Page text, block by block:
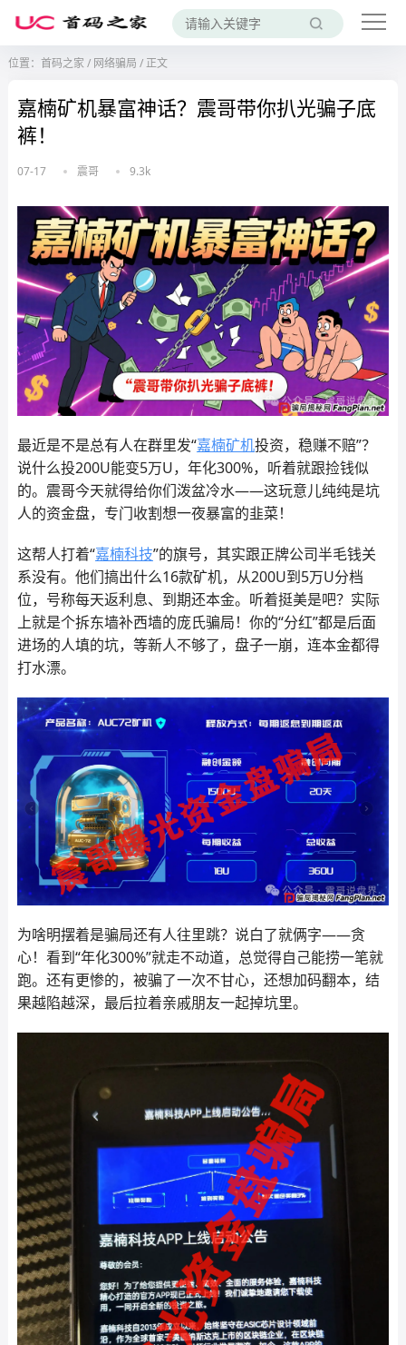
位置： 首码之家 / 网络骗局 /正文
嘉楠矿机暴富神话？震哥带你扒光骗子底
裤！
07-17 震哥 9.3k
最近是不是总有人在群里发“嘉楠矿机投资，稳赚不赔”？
说什么投200U能变5万U，年化300%，听着就跟捡钱似
的。震哥今天就得给你们泼盆冷水——这玩意儿纯纯是坑
人的资金盘，专门收割想一夜暴富的韭菜！
这帮人打着“嘉楠科技”的旗号，其实跟正牌公司半毛钱关
系没有。他们搞出什么16款矿机，从200U到5万U分档
位，号称每天返利息、到期还本金。听着挺美是吧？实际
上就是个拆东墙补西墙的庞氏骗局！你的“分红”都是后面
进场的人填的坑，等新人不够了，盘子一崩，连本金都得
打水漂。
为啥明摆着是骗局还有人往里跳？说白了就俩字——贪
心！看到“年化300%”就走不动道，总觉得自己能捞一笔就
跑。还有更惨的，被骗了一次不甘心，还想加码翻本，结
果越陷越深，最后拉着亲戚朋友一起掉坑里。